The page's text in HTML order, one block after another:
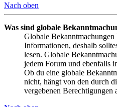
Nach oben
Was sind globale
Globale
Informationen, deshalb
lesen. Globale
jedem Forum und ebenfalls
Ob du eine globale
nicht, hängt von den durch
vergebenen Berechtigungen